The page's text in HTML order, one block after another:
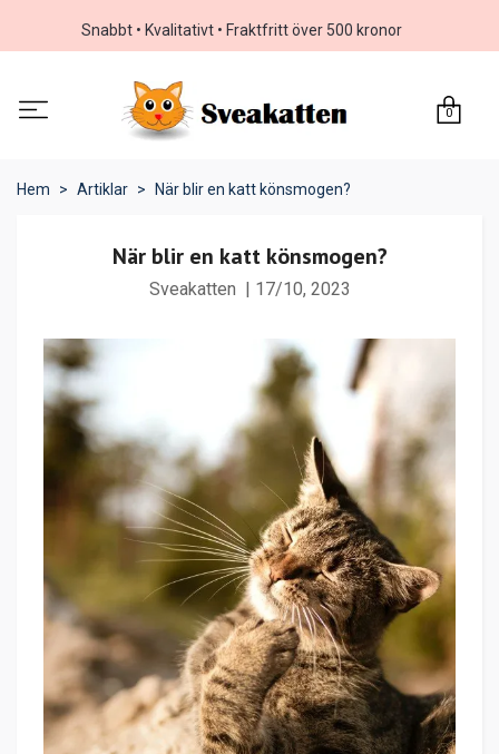
Snabbt • Kvalitativt • Fraktfritt över 500 kronor
0
Hem Artiklar När blir en katt könsmogen?
När blir en katt könsmogen?
Sveakatten 17/10, 2023